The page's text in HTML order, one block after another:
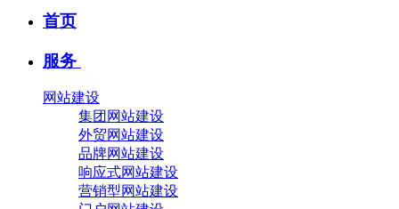
首页
服务
网站建设
集团网站建设
外贸网站建设
品牌网站建设
响应式网站建设
营销型网站建设